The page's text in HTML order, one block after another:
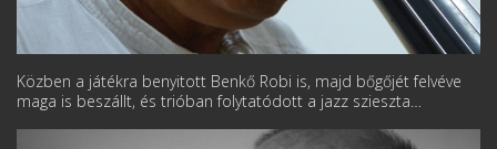
Közben a játékra benyitott Benkő Robi is, majd bőgőjét felvéve
maga is beszállt, és trióban folytatódott a jazz szieszta…